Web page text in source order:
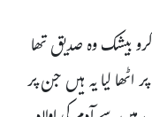
بیشک وہ صدیق تھا
لیا یہ ہیں جن پر